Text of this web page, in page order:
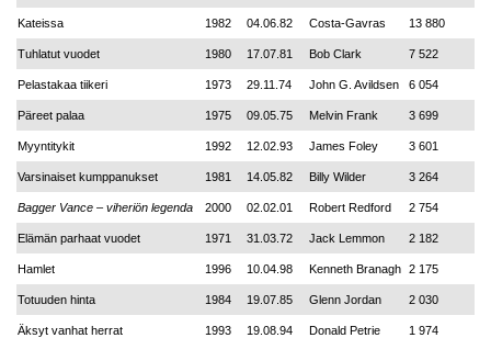
Kateissa 1982 04.06.82 Costa-Gavras 13 880
Tuhlatut vuodet 1980 17.07.81 Bob Clark 7 522
Pelastakaa tiikeri 1973 29.11.74 John G. Avildsen 6 054
Päreet palaa 1975 09.05.75 Melvin Frank 3 699
Myyntitykit 1992 12.02.93 James Foley 3 601
Varsinaiset kumppanukset 1981 14.05.82 Billy Wilder 3 264
Bagger Vance – viheriön legenda 2000 02.02.01 Robert Redford 2 754
Elämän parhaat vuodet 1971 31.03.72 Jack Lemmon 2 182
Hamlet 1996 10.04.98 Kenneth Branagh 2 175
Totuuden hinta 1984 19.07.85 Glenn Jordan 2 030
Äksyt vanhat herrat 1993 19.08.94 Donald Petrie 1 974